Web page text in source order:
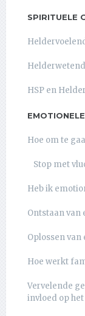
SPIRITUELE
HSP en
Hoe om te
Stop met
Heb ik
Ontstaan van
Oplossen
Hoe werkt
Vervelende
invloed op